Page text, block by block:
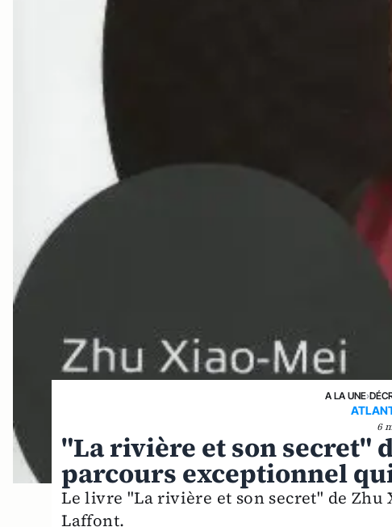
A LA UNE›
6
"La rivière et son secret"
parcours exceptionnel
Le livre "La rivière et son secret" de
Laffont.